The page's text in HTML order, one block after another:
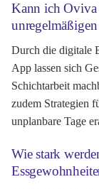
Kann ich Oviva
Durch die digitale
App lassen sich
Schichtarbeit
zudem Strategien
unplanbare Tage
Wie stark